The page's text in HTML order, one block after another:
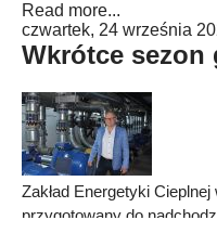
Read more...
czwartek, 24 września
Wkrótce sezon
Zakład Energetyki
przygotowany do